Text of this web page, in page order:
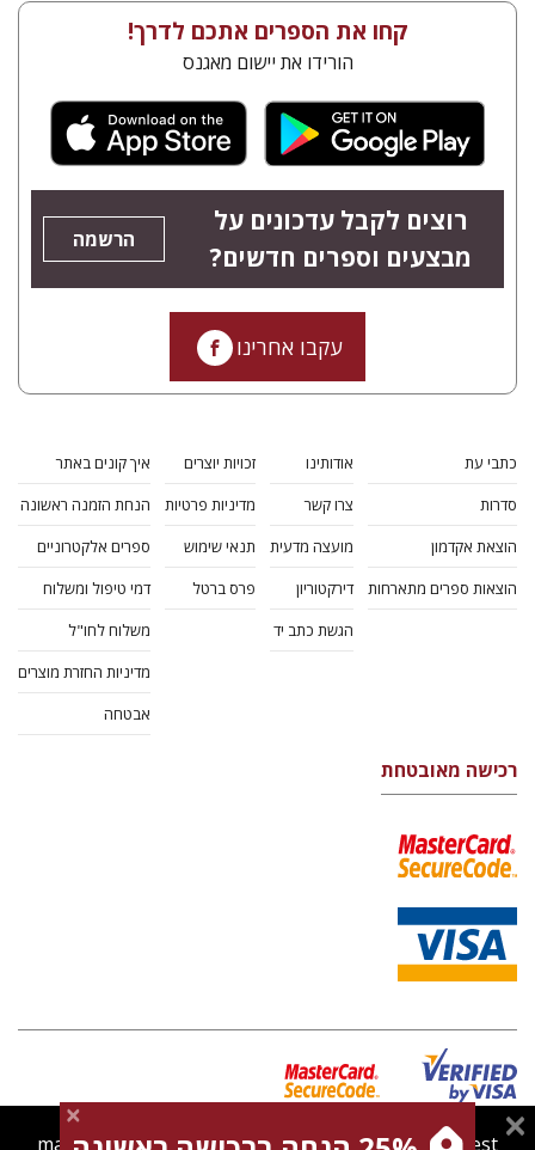
קחו את הספרים אתכם לדרך!
הורידו את יישום מאגנס
רוצים לקבל עדכונים על
מבצעים וספרים חדשים?
הרשמה
עקבו אחרינו
כתבי עת
סדרות
הוצאת אקדמון
הוצאות ספרים מתארחות
אודותינו
צרו קשר
מועצה מדעית
דירקטוריון
הגשת כתב יד
זכויות יוצרים
מדיניות פרטיות
תנאי שימוש
פרס ברטל
איך קונים באתר
הנחת הזמנה ראשונה
ספרים אלקטרוניים
דמי טיפול ומשלוח
משלוח לחו"ל
מדיניות החזרת מוצרים
אבטחה
רכישה מאובטחת
magnespress.co.il uses cookies to give you the best